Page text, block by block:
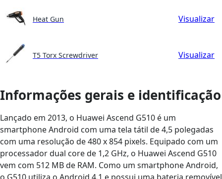
Heat Gun Visualizar
T5 Torx Screwdriver Visualizar
Informações gerais e identificação
Lançado em 2013, o Huawei Ascend G510 é um
smartphone Android com uma tela tátil de 4,5 polegadas
com uma resolução de 480 x 854 pixels. Equipado com um
processador dual core de 1,2 GHz, o Huawei Ascend G510
vem com 512 MB de RAM. Como um smartphone Android,